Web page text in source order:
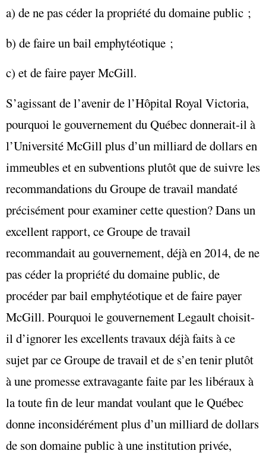
a) de ne pas céder la propriété du domaine public ;
b) de faire un bail emphytéotique ;
c) et de faire payer McGill.
S’agissant de l’avenir de l’Hôpital Royal Victoria,
pourquoi le gouvernement du Québec donnerait-il à
l’Université McGill plus d’un milliard de dollars en
immeubles et en subventions plutôt que de suivre les
recommandations du Groupe de travail mandaté
précisément pour examiner cette question? Dans un
excellent rapport, ce Groupe de travail
recommandait au gouvernement, déjà en 2014, de ne
pas céder la propriété du domaine public, de
procéder par bail emphytéotique et de faire payer
McGill. Pourquoi le gouvernement Legault choisit-
il d’ignorer les excellents travaux déjà faits à ce
sujet par ce Groupe de travail et de s’en tenir plutôt
à une promesse extravagante faite par les libéraux à
la toute fin de leur mandat voulant que le Québec
donne inconsidérément plus d’un milliard de dollars
de son domaine public à une institution privée,